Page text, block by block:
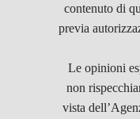
contenuto di
previa
Le opinioni
non
vista